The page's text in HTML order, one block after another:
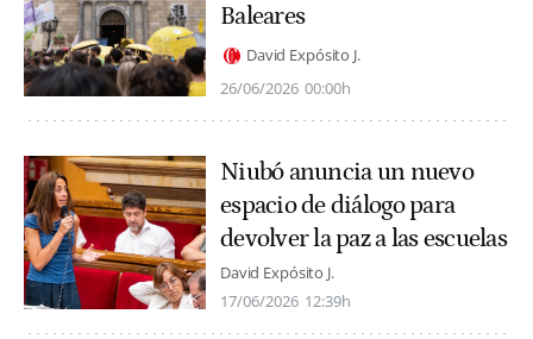
Baleares
David Expósito J.
26/06/2026 00:00h
Niubó anuncia un nuevo
espacio de diálogo para
devolver la paz a las escuelas
David Expósito J.
17/06/2026 12:39h